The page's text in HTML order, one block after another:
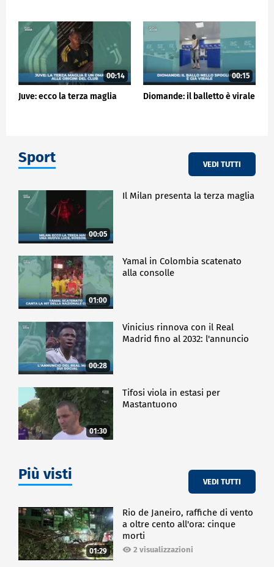
00:14
Juve: ecco la terza maglia
00:15
Diomande: il balletto è virale
Sport VEDI TUTTI
00:05
Il Milan presenta la terza maglia
01:00
Yamal in Colombia scatenato
alla consolle
00:28
Vinicius rinnova con il Real
Madrid fino al 2032: l'annuncio
01:30
Tifosi viola in estasi per
Mastantuono
Più visti VEDI TUTTI
01:29
Rio de Janeiro, raffiche di vento
a oltre cento all'ora: cinque
morti
2 visualizzazioni